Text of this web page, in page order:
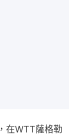
在WTT薩格勒